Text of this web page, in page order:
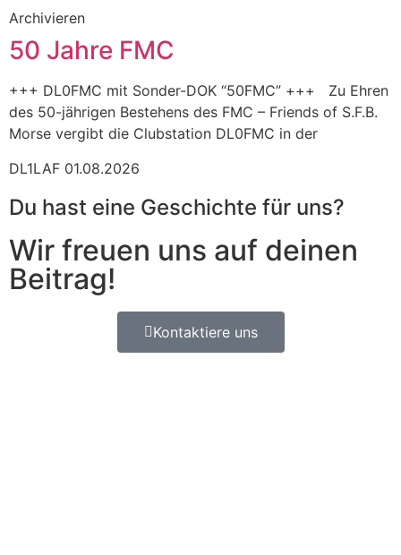
Archivieren
50 Jahre FMC
+++ DL0FMC mit Sonder-DOK “50FMC” +++ Zu Ehren
des 50-jährigen Bestehens des FMC – Friends of S.F.B.
Morse vergibt die Clubstation DL0FMC in der
DL1LAF 01.08.2026
Du hast eine Geschichte für uns?
Wir freuen uns auf deinen
Beitrag!
Kontaktiere uns